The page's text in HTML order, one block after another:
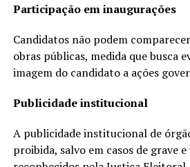
Participação em inaugurações
Candidatos não podem
obras públicas, medida que busca
imagem do candidato a ações
Publicidade institucional
A publicidade institucional de
proibida, salvo em casos de grave